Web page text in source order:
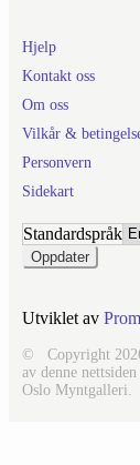
Hjelp
Kontakt oss
Om oss
Vilkår &
Personvern
Sidekart
Standardspråk
Utviklet av
© Copyright 2026
av denne
Oslo Myntgalleri.